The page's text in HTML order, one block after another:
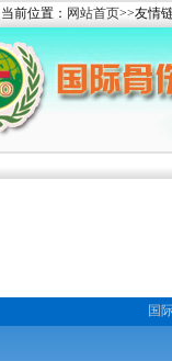
当前位置： 网站首页>>友情
国